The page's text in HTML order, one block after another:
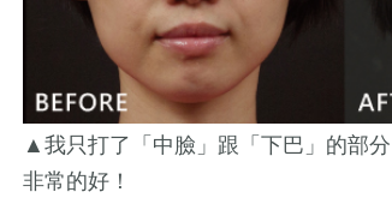
▲我只打了「中臉」跟「下巴」的部
非常的好！